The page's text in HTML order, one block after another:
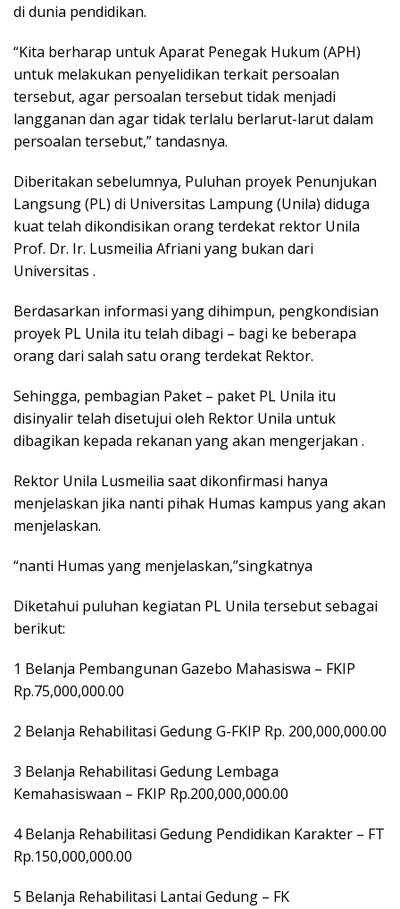
di dunia pendidikan.
“Kita berharap untuk Aparat Penegak Hukum (APH)
untuk melakukan penyelidikan terkait persoalan
tersebut, agar persoalan tersebut tidak menjadi
langganan dan agar tidak terlalu berlarut-larut dalam
persoalan tersebut,” tandasnya.
Diberitakan sebelumnya, Puluhan proyek Penunjukan
Langsung (PL) di Universitas Lampung (Unila) diduga
kuat telah dikondisikan orang terdekat rektor Unila
Prof. Dr. Ir. Lusmeilia Afriani yang bukan dari
Universitas .
Berdasarkan informasi yang dihimpun, pengkondisian
proyek PL Unila itu telah dibagi – bagi ke beberapa
orang dari salah satu orang terdekat Rektor.
Sehingga, pembagian Paket – paket PL Unila itu
disinyalir telah disetujui oleh Rektor Unila untuk
dibagikan kepada rekanan yang akan mengerjakan .
Rektor Unila Lusmeilia saat dikonfirmasi hanya
menjelaskan jika nanti pihak Humas kampus yang akan
menjelaskan.
“nanti Humas yang menjelaskan,”singkatnya
Diketahui puluhan kegiatan PL Unila tersebut sebagai
berikut:
1 Belanja Pembangunan Gazebo Mahasiswa – FKIP
Rp.75,000,000.00
2 Belanja Rehabilitasi Gedung G-FKIP Rp. 200,000,000.00
3 Belanja Rehabilitasi Gedung Lembaga
Kemahasiswaan – FKIP Rp.200,000,000.00
4 Belanja Rehabilitasi Gedung Pendidikan Karakter – FT
Rp.150,000,000.00
5 Belanja Rehabilitasi Lantai Gedung – FK